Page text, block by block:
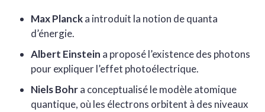
Max Plancka introduit la notion de quanta
d’énergie.
Albert Einstein a proposé l’existence des photons
pour expliquer l’effet photoélectrique.
Niels Bohra conceptualisé le modèle atomique
quantique, où les électrons orbitent à des niveaux